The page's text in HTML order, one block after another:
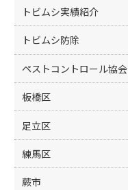
トビムシ実績紹介
トビムシ防除
ペストコントロール協会
板橋区
足立区
練馬区
蕨市